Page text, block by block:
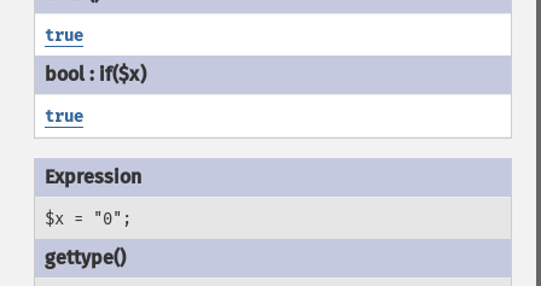
true
true
$x = "0";